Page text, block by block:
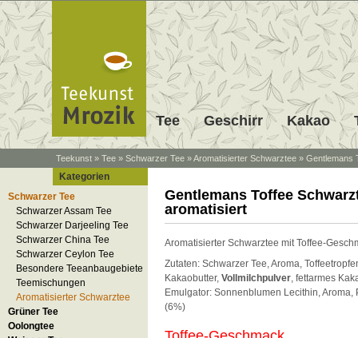
Tee Geschirr Kakao
Teekunst » Tee » Schwarzer Tee »Aromatisierter Schwarztee » Gentlemans
Kategorien
Schwarzer Tee
Schwarzer Assam Tee
Schwarzer Darjeeling Tee
Schwarzer China Tee
Schwarzer Ceylon Tee
Besondere Teeanbaugebiete
Teemischungen
Aromatisierter Schwarztee
Grüner Tee
Oolongtee
Gentlemans Toffee
aromatisiert
Aromatisierter Schwarztee mit Toffee-
Zutaten: Schwarzer Tee, Aroma,
Kakaobutter, Vollmilchpulver, fettarmes
Emulgator: Sonnenblumen Lecithin, Aroma,
(6%)